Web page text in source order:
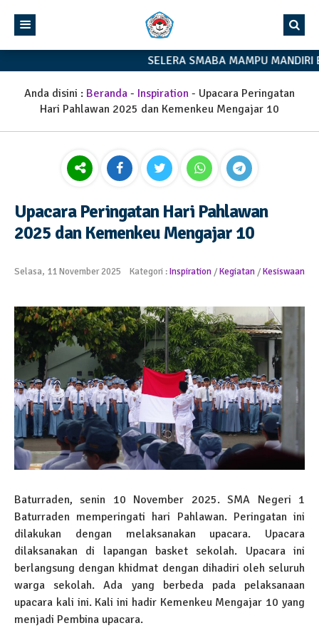
SELERA SMABA MAMPU MANDIRI
Anda disini : Beranda - Inspiration - Upacara Peringatan
Hari Pahlawan 2025 dan Kemenkeu Mengajar 10
Upacara Peringatan Hari Pahlawan
2025 dan Kemenkeu Mengajar 10
Selasa, 11 November 2025 Kategori :Inspiration /Kegiatan /Kesiswaan
Baturraden, senin 10 November 2025. SMA Negeri 1
Baturraden memperingati hari Pahlawan. Peringatan ini
dilakukan dengan melaksanakan upacara. Upacara
dilaksanakan di lapangan basket sekolah. Upacara ini
berlangsung dengan khidmat dengan dihadiri oleh seluruh
warga sekolah. Ada yang berbeda pada pelaksanaan
upacara kali ini. Kali ini hadir Kemenkeu Mengajar 10 yang
menjadi Pembina upacara.